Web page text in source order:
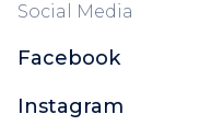
Social Media
Facebook
Instagram